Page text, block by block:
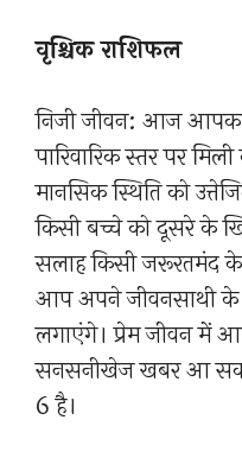
वृश्चिक राशिफल
निजी जीवन: आज
पारिवारिक स्तर पर
मानसिक स्थिति को
किसी बच्चे को दूसरे के
सलाह किसी जरूरतमंद के
आप अपने जीवनसाथी के
लगाएंगे। प्रेम जीवन में
सनसनीखेज खबर आ
6 है।